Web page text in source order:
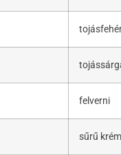
felverni
sűrű krém